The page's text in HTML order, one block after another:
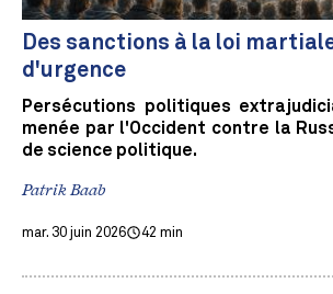
Des sanctions à la loi
d'urgence
Persécutions politiques
menée par l'Occident contre la
de science politique.
Patrik Baab
mar. 30 juin 2026 42 min